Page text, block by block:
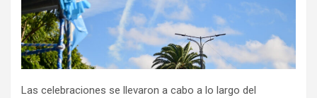
Las celebraciones se llevaron a cabo a lo largo del